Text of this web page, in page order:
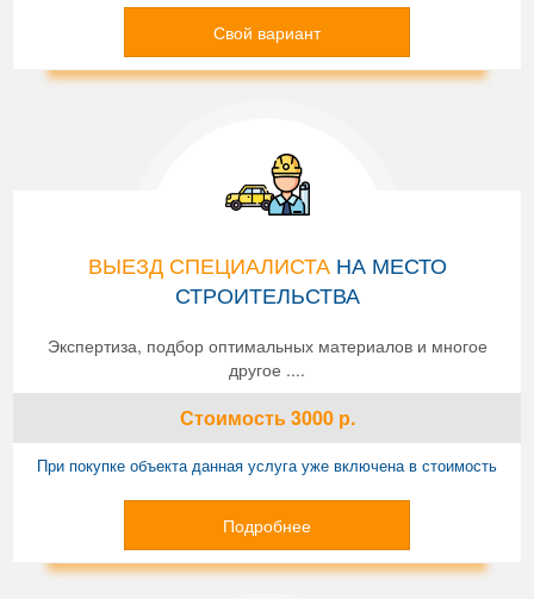
Свой вариант
ВЫЕЗД СПЕЦИАЛИСТАНА МЕСТО
СТРОИТЕЛЬСТВА
Экспертиза, подбор оптимальных материалов и многое
другое ....
Стоимость3000р.
При покупке объекта данная услуга уже включена в стоимость
Подробнее